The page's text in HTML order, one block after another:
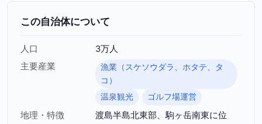
この自治体について
人口
3万人
主要産業
漁業（スケソウダラ、ホタテ、タ
コ）
温泉観光
ゴルフ場運営
地理・特徴
渡島半島北東部、駒ヶ岳南東に位